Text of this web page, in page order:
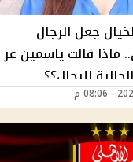
جعل الرجال
ماذا قالت ياسمين عز
للرجال؟؟